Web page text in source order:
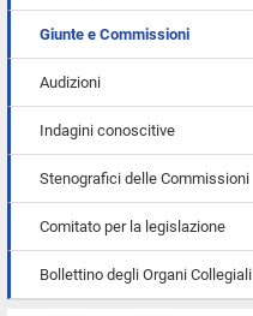
Giunte e Commissioni
Audizioni
Indagini conoscitive
Stenografici delle Commissioni
Comitato per la legislazione
Bollettino degli Organi Collegiali